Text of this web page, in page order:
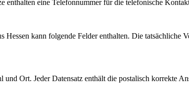
enthalten eine Telefonnummer für die telefonische
Hessen kann folgende Felder enthalten. Die tatsächliche
und Ort. Jeder Datensatz enthält die postalisch korrekte